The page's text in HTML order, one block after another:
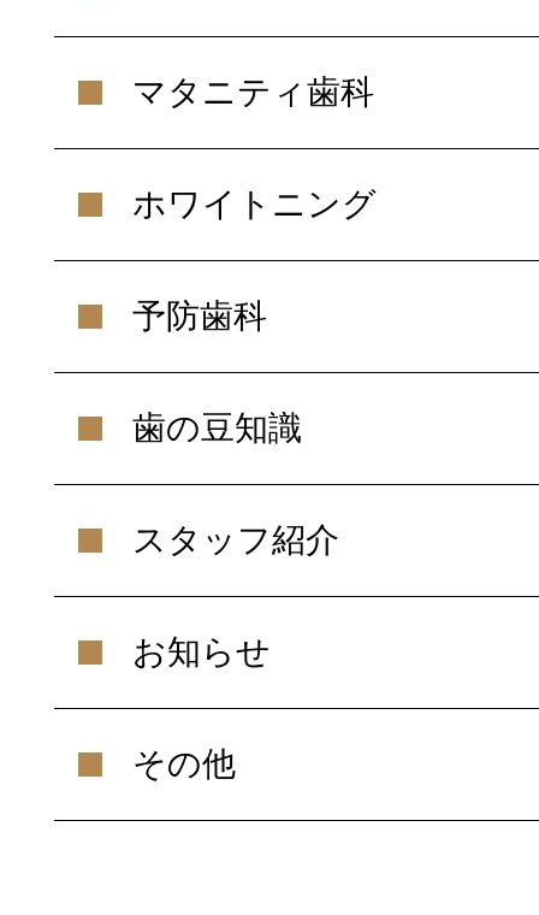
マタニティ歯科
ホワイトニング
予防歯科
歯の豆知識
スタッフ紹介
お知らせ
その他